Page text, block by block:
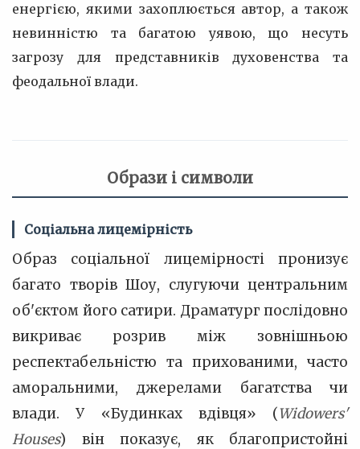
енергією, якими захоплюється автор, а також
невинністю та багатою уявою, що несуть
загрозу для представників духовенства та
феодальної влади.
Образи і символи
Соціальна лицемірність
Образ соціальної лицемірності пронизує
багато творів Шоу, слугуючи центральним
об'єктом його сатири. Драматург послідовно
викриває розрив між зовнішньою
респектабельністю та прихованими, часто
аморальними, джерелами багатства чи
влади. У «Будинках вдівця» (Widowers'
Houses) він показує, як благопристойні